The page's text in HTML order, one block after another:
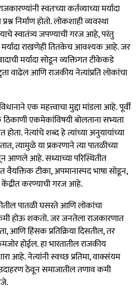
स्वतःच्या कर्तव्याच्या मर्यादा
निर्माण होतो. लोकशाही व्यवस्था
स्वातंत्र्य जपण्याची गरज आहे, परंतु
राखणेही तितकेच आवश्यक आहे. जर
मर्यादा सोडून व्यक्तिगत टीकेकडे
वाढेल आणि राजकीय नेत्यांप्रति लोकांचा
एक महत्त्वाचा मुद्दा मांडला आहे. पूर्वी
ठिकाणी एकमेकांविषयी बोलताना सभ्यता
होता. नेत्यांचे शब्द हे त्यांच्या अनुयायांच्या
त्यामुळे या प्रकरणाने त्या पातळीच्या
आणले आहे. सध्याच्या परिस्थितीत
वैयक्तिक टीका, अपमानास्पद भाषा सोडून,
केंद्रीत करण्याची गरज आहे.
पातळी घसरते आणि लोकांचा
होऊ शकतो. जर जनतेला राजकारणात
आणि हिंसक प्रतिक्रिया दिसतील, तर
होईल. हा भारतातील राजकीय
आहे. नेत्यांनी स्वच्छ प्रतिमा, वाक्संयम
ठेवून समाजातील तणाव कमी